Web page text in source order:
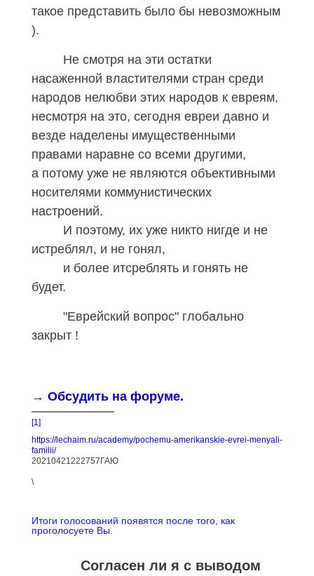
такое представить было бы невозможным
).
Не смотря на эти остатки
насаженной властителями стран среди
народов нелюбви этих народов к евреям,
несмотря на это, сегодня евреи давно и
везде наделены имущественными
правами наравне со всеми другими,
а потому уже не являются объективными
носителями коммунистических
настроений.
И поэтому, их уже никто нигде и не
истреблял, и не гонял,
и более итсреблять и гонять не
будет.
"Еврейский вопрос" глобально
закрыт !
→ Обсудить на форуме.
[1]
https://lechaim.ru/academy/pochemu-amerikanskie-evrei-menyali-
familii/
20210421222757ГАЮ
\
Итоги голосований появятся после того, как
проголосуете Вы.
Согласен ли я с выводом